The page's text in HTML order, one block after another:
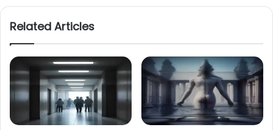
Related Articles